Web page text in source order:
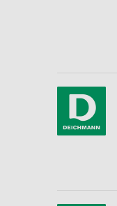
Nicht-IAB-
Notwendig